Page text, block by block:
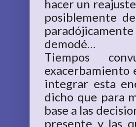
hacer un
posiblemente
demodé…
Tiempos
exacerbamiento
integrar esta
dicho que para
base a las
presente y las